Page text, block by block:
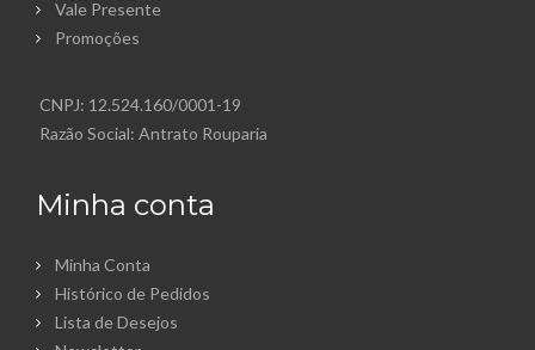
Vale Presente
Promoções
CNPJ: 12.524.160/0001-19
Razão Social: Antrato Rouparia
Minha conta
Minha Conta
Histórico de Pedidos
Lista de Desejos